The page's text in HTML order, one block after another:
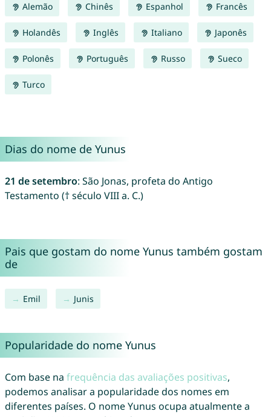
Alemão Chinês Espanhol Francês
Holandês Inglês Italiano Japonês
Polonês Português Russo Sueco
Turco
Dias do nome de Yunus
21 de setembro: São Jonas, profeta do Antigo
Testamento († século VIII a. C.)
Pais que gostam do nome Yunus também gostam
de
Emil Junis
Popularidade do nome Yunus
Com base na frequência das avaliações positivas,
podemos analisar a popularidade dos nomes em
diferentes países. O nome Yunus ocupa atualmente a